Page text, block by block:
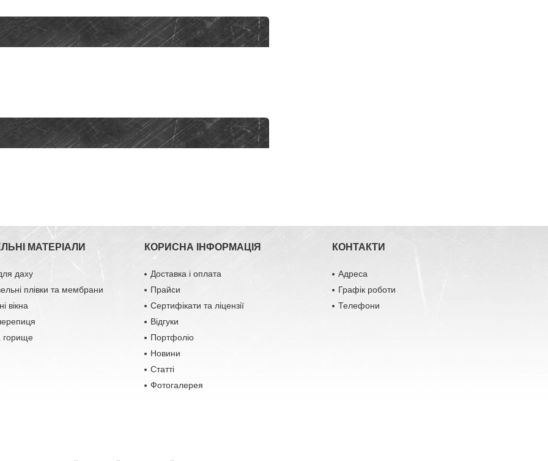
МАТЕРІАЛИ
даху
плівки та мембрани
вікна
горище
КОРИСНА ІНФОРМАЦІЯ
Доставка і оплата
Прайси
Сертифікати та ліцензії
Відгуки
Портфоліо
Новини
Статті
Фотогалерея
КОНТАКТИ
Адреса
Графік роботи
Телефони